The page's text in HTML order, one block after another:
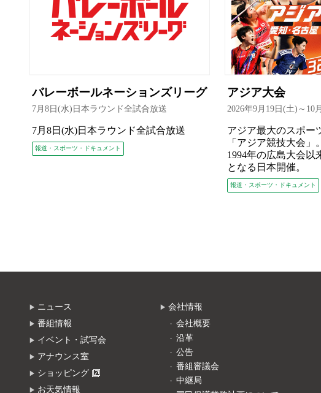
バレーボールネーションズリーグ
7月8日(水)日本ラウンド全試合放送
7月8日(水)日本ラウンド全試合放送
報道・スポーツ・ドキュメント
アジア大会
2026年9月19日(土)～10
アジア最大のスポー
「アジア競技大会」。
1994年の広島大会以
となる日本開催。
報道・スポーツ・ドキュメント
ニュース
番組情報
イベント・試写会
アナウンス室
ショッピング
お天気情報
会社情報
会社概要
沿革
公告
番組審議会
中継局